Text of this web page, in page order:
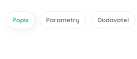
Popis Parametry Dodavatel